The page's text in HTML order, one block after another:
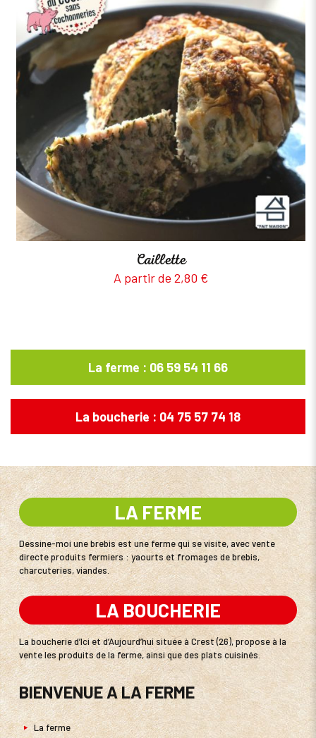
Caillette
A partir de2,80 €
La ferme : 06 59 54 11 66
La boucherie : 04 75 57 74 18
LA FERME
Dessine-moi une brebis est une ferme qui se visite, avec vente
directe produits fermiers : yaourts et fromages de brebis,
charcuteries, viandes.
LA BOUCHERIE
La boucherie d’Ici et d’Aujourd’hui située à Crest (26), propose à la
vente les produits de la ferme, ainsi que des plats cuisinés.
BIENVENUE A LA FERME
La ferme